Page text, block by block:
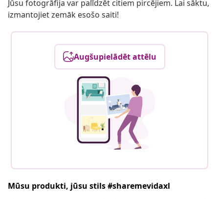
Jūsu fotogrāfija var palīdzēt citiem pircējiem. Lai sāktu,
izmantojiet zemāk esošo saiti!
Augšupielādēt attēlu
Mūsu produkti, jūsu stils #sharemevidaxl